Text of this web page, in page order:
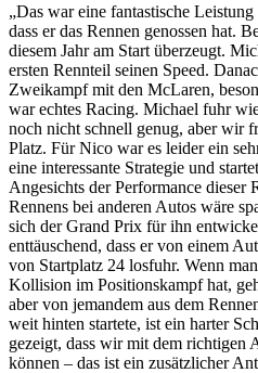
„Das war eine fantastische
dass er das Rennen genossen hat.
diesem Jahr am Start überzeugt.
ersten Rennteil seinen Speed.
Zweikampf mit den McLaren,
war echtes Racing. Michael fuhr
noch nicht schnell genug, aber wir
Platz. Für Nico war es leider ein
eine interessante Strategie und
Angesichts der Performance dieser
Rennens bei anderen Autos wäre
sich der Grand Prix für ihn
enttäuschend, dass er von einem
von Startplatz 24 losfuhr. Wenn
Kollision im Positionskampf hat,
aber von jemandem aus dem
weit hinten startete, ist ein harter
gezeigt, dass wir mit dem richtigen
können – das ist ein zusätzlicher